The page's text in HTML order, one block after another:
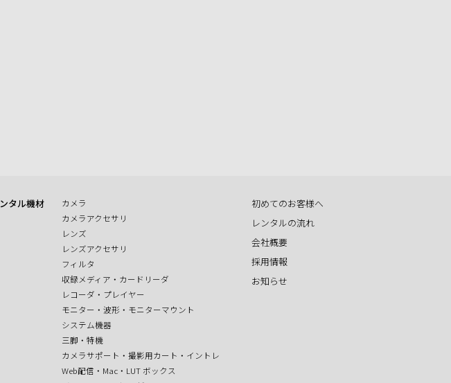
タル機材
カメラ
カメラアクセサリ
レンズ
レンズアクセサリ
フィルタ
収録メディア・カードリーダ
レコーダ・プレイヤー
モニター・波形・モニターマウント
システム機器
三脚・特機
カメラサポート・撮影用カート・イントレ
Web配信・Mac・LUT ボックス
初めてのお客様へ
レンタルの流れ
会社概要
採用情報
お知らせ